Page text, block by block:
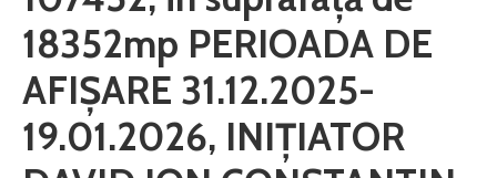
18352mp PERIOADA DE
AFIȘARE 31.12.2025-
19.01.2026, INIȚIATOR